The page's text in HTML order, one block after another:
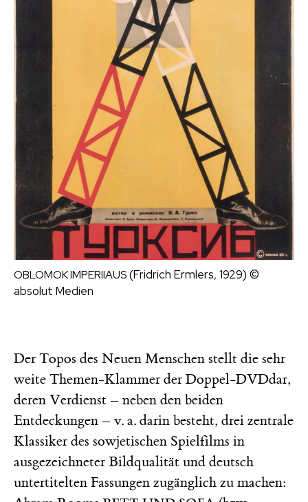
OBLOMOK IMPERIIAUS(Fridrich Ermlers, 1929) ©
absolut Medien
Der Topos des Neuen Menschen stellt die sehr
weite Themen-Klammer der Doppel-DVDdar,
deren Verdienst – neben den beiden
Entdeckungen – v. a. darin besteht, drei zentrale
Klassiker des sowjetischen Spielfilms in
ausgezeichneter Bildqualität und deutsch
untertitelten Fassungen zugänglich zu machen: